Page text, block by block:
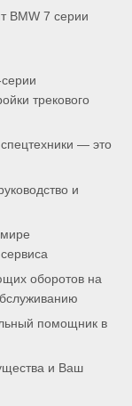
BMW 7 серии
трекового
— это
и
оборотов на
помощник в
и Ваш